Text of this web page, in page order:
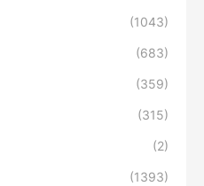
(1043)
(683)
(359)
(315)
(2)
(1393)